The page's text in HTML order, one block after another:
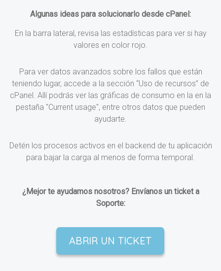
Algunas ideas para solucionarlo desde cPanel:
En la barra lateral, revisa las estadísticas para ver si hay
valores en color rojo.
Para ver datos avanzados sobre los fallos que están
teniendo lugar, accede a la sección “Uso de recursos” de
cPanel. Allí podrás ver las gráficas de consumo en la en la
pestaña "Current usage", entre otros datos que pueden
ayudarte.
Detén los procesos activos en el backend de tu aplicación
para bajar la carga al menos de forma temporal.
¿Mejor te ayudamos nosotros? Envíanos un ticket a
Soporte:
ABRIR UN TICKET